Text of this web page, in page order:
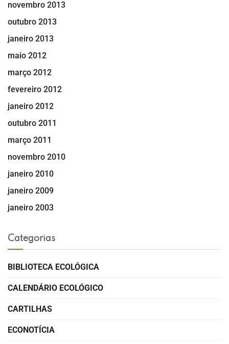
novembro 2013
outubro 2013
janeiro 2013
maio 2012
março 2012
fevereiro 2012
janeiro 2012
outubro 2011
março 2011
novembro 2010
janeiro 2010
janeiro 2009
janeiro 2003
Categorias
BIBLIOTECA ECOLÓGICA
CALENDÁRIO ECOLÓGICO
CARTILHAS
ECONOTÍCIA